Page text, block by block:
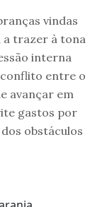
vindas
a trazer à tona
interna
entre o
avançar em
gastos por
obstáculos